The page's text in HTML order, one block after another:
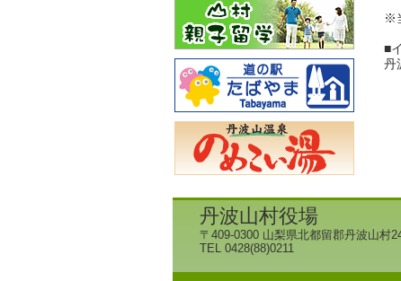
※
■
丹
丹波山村役場
〒409-0300 山梨県北都留郡丹波山村
TEL 0428(88)0211